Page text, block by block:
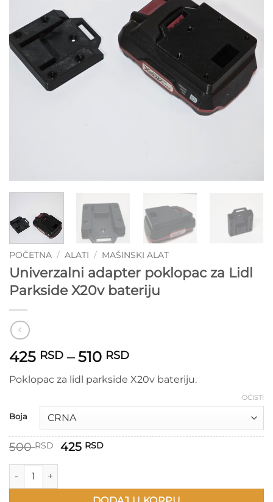
POČETNA / ALATI / MAŠINSKI ALAT
Univerzalni adapter poklopac za Lidl
Parkside X20v bateriju
425 RSD – 510 RSDRaspon
cena:
od
510 RSD
Poklopac za lidl parkside X20v bateriju.
Boja
OČISTI
500RSD Originalna
500 RSD.
425 RSDTrenutna
Univerzalni adapter poklopac za Lidl Parkside X20v bateriju